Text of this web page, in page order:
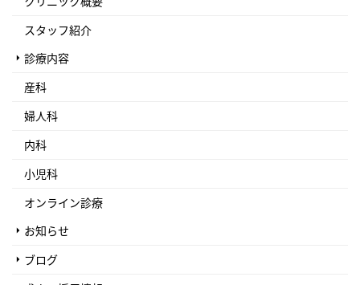
スタッフ紹介
診療内容
産科
婦人科
内科
小児科
オンライン診療
お知らせ
ブログ